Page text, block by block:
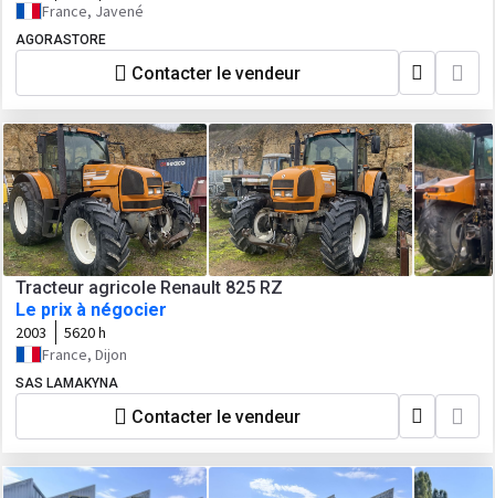
France, Javené
AGORASTORE
Contacter le vendeur
Tracteur agricole Renault 825 RZ
Le prix à négocier
2003
5620 h
France, Dijon
SAS LAMAKYNA
Contacter le vendeur